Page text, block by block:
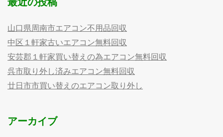
山口県周南市エアコン不用品回収
中区１軒家古いエアコン無料回収
安芸郡１軒家買い替えの為エアコン無料回収
呉市取り外し済みエアコン無料回収
廿日市市買い替えのエアコン取り外し
アーカイブ